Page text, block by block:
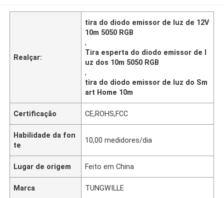
Realçar:
tira do diodo emissor de luz de 12V
10m 5050 RGB
,
Tira esperta do diodo emissor de l
uz dos 10m 5050 RGB
,
tira do diodo emissor de luz do Sm
art Home 10m
Certificação CE,ROHS,FCC
Habilidade da fon
te
10,00 medidores/dia
Lugar de origem Feito em China
Marca TUNGWILLE